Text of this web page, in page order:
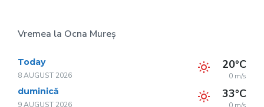
Vremea la Ocna Mureș
Today
8 AUGUST 2026
20°C
0 m/s
duminică
9 AUGUST 2026
33°C